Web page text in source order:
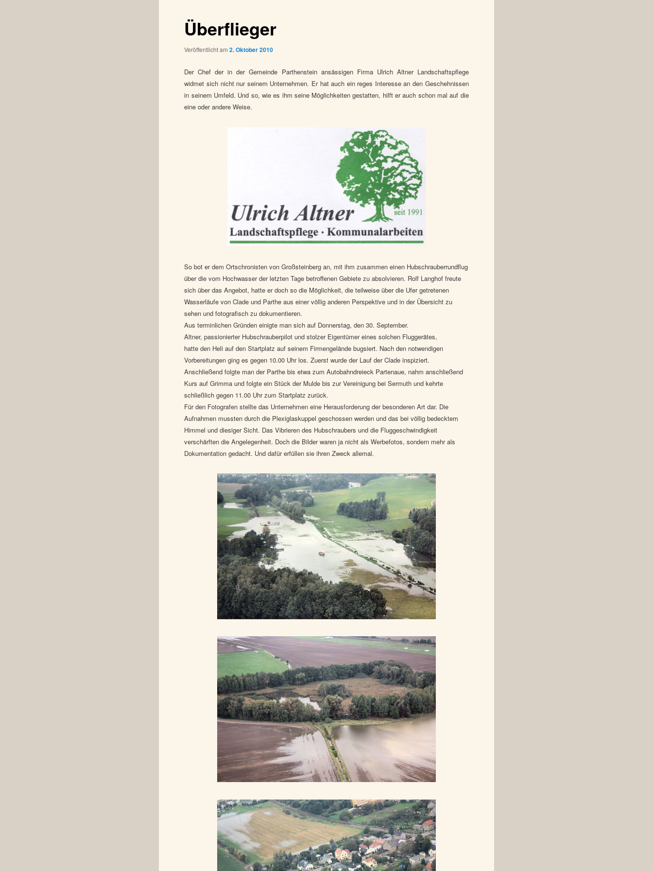
Überflieger
Veröffentlicht am2. Oktober 2010
Der Chef der in der Gemeinde Parthenstein ansässigen Firma Ulrich Altner Landschaftspflege
widmet sich nicht nur seinem Unternehmen. Er hat auch ein reges Interesse an den Geschehnissen
in seinem Umfeld. Und so, wie es ihm seine Möglichkeiten gestatten, hilft er auch schon mal auf die
eine oder andere Weise.
So bot er dem Ortschronisten von Großsteinberg an, mit ihm zusammen einen Hubschrauberrundflug
über die vom Hochwasser der letzten Tage betroffenen Gebiete zu absolvieren. Rolf Langhof freute
sich über das Angebot, hatte er doch so die Möglichkeit, die teilweise über die Ufer getretenen
Wasserläufe von Clade und Parthe aus einer völlig anderen Perspektive und in der Übersicht zu
sehen und fotografisch zu dokumentieren.
Aus terminlichen Gründen einigte man sich auf Donnerstag, den 30. September.
Altner, passionierter Hubschrauberpilot und stolzer Eigentümer eines solchen Fluggerätes,
hatte den Heli auf den Startplatz auf seinem Firmengelände bugsiert. Nach den notwendigen
Vorbereitungen ging es gegen 10.00 Uhr los. Zuerst wurde der Lauf der Clade inspiziert.
Anschließend folgte man der Parthe bis etwa zum Autobahndreieck Partenaue, nahm anschließend
Kurs auf Grimma und folgte ein Stück der Mulde bis zur Vereinigung bei Sermuth und kehrte
schließlich gegen 11.00 Uhr zum Startplatz zurück.
Für den Fotografen stellte das Unternehmen eine Herausforderung der besonderen Art dar. Die
Aufnahmen mussten durch die Plexiglaskuppel geschossen werden und das bei völlig bedecktem
Himmel und diesiger Sicht. Das Vibrieren des Hubschraubers und die Fluggeschwindigkeit
verschärften die Angelegenheit. Doch die Bilder waren ja nicht als Werbefotos, sondern mehr als
Dokumentation gedacht. Und dafür erfüllen sie ihren Zweck allemal.